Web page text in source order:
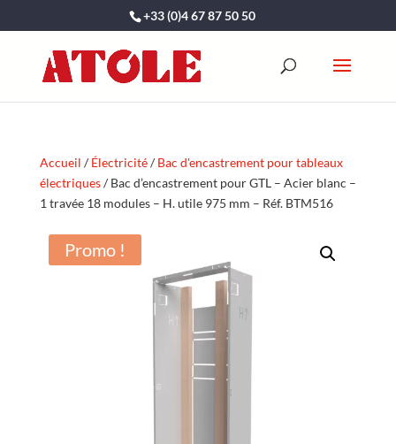
+33 (0)4 67 87 50 50
Accueil /Électricité/Bac d'encastrement pour tableaux
électriques/ Bac d’encastrement pour GTL – Acier blanc –
1 travée 18 modules – H. utile 975 mm – Réf. BTM516
Promo !